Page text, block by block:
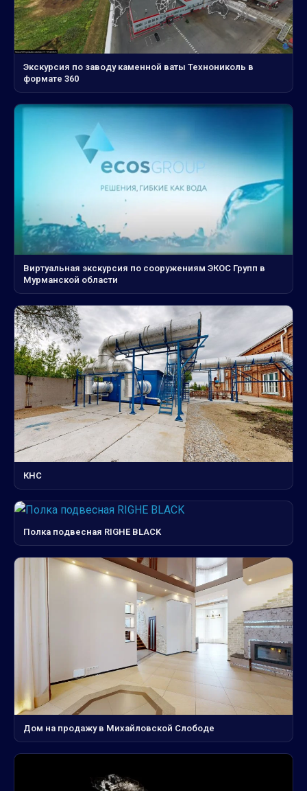
Экскурсия по заводу каменной ваты Технониколь в
формате 360
Виртуальная экскурсия по сооружениям ЭКОС Групп в
Мурманской области
КНС
Полка подвесная RIGHE BLACK
Дом на продажу в Михайловской Слободе